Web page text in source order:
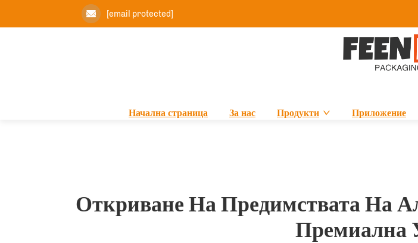
[email protected]
Начална страница За нас Продукти Приложение
Откриване На Предимствата На
Премиална